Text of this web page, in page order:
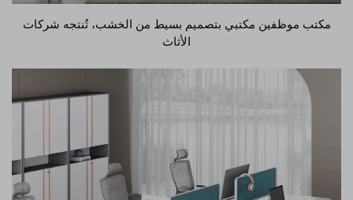
مكتب موظفين مكتبي بتصميم بسيط من الخشب، تُنتجه شركات
الأثاث